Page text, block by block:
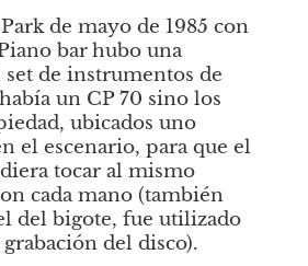
de mayo de 1985 con
bar hubo una
de instrumentos de
un CP 70 sino los
ubicados uno
el escenario, para que el
tocar al mismo
cada mano (también
del bigote, fue utilizado
del disco).